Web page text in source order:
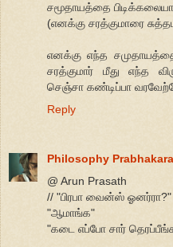
சமூதாயத்தை
(எனக்கு சரத்குமாரை
எனக்கு எந்த
சரத்குமார் மீது எந்த
செஞ்சா கண்டிப்பா
Reply
Philosophy
@ Arun Prasath
// "பிரபா வைன்ஸ் ஓனர்ரா?"
"ஆமாங்க"
"கடை எப்போ சார்